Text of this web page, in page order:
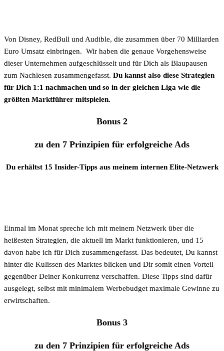
Von Disney, RedBull und Audible, die zusammen über 70 Milliarden
Euro Umsatz einbringen. Wir haben die genaue Vorgehensweise
dieser Unternehmen aufgeschlüsselt und für Dich als Blaupausen
zum Nachlesen zusammengefasst. Du kannst also diese Strategien
für Dich 1:1 nachmachen und so in der gleichen Liga wie die
größten Marktführer mitspielen.
Bonus 2
zu den 7 Prinzipien für erfolgreiche Ads
Du erhältst 15 Insider-Tipps aus meinem internen Elite-Netzwerk
Einmal im Monat spreche ich mit meinem Netzwerk über die
heißesten Strategien, die aktuell im Markt funktionieren, und 15
davon habe ich für Dich zusammengefasst. Das bedeutet, Du kannst
hinter die Kulissen des Marktes blicken und Dir somit einen Vorteil
gegenüber Deiner Konkurrenz verschaffen. Diese Tipps sind dafür
ausgelegt, selbst mit minimalem Werbebudget maximale Gewinne zu
erwirtschaften.
Bonus 3
zu den 7 Prinzipien für erfolgreiche Ads